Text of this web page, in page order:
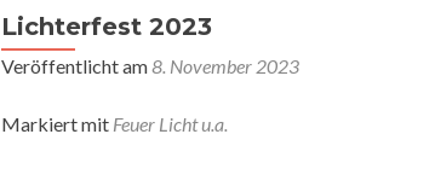
Lichterfest 2023
Veröffentlicht am8. November 2023
Markiert mit Feuer Licht u.a.